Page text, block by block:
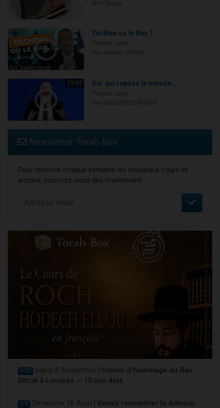
Yéchiva ou le Bac ?
29:43 Sur qui repose le monde...
Newsletter Torah-Box
Pour recevoir chaque semaine les nouveaux cours et
articles, inscrivez-vous dès maintenant :
J-32 Mardi 8 Septembre |
Dinner d'hommage au Rav
Sitruk à Londres — 10 ans déjà
J-9 Dimanche 16 Août | Venez rencontrer le Admour